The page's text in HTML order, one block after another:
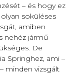
– és hogy ez
soküléses
amiben
nehéz jármű
De
Springhez, ami –
minden vizsgált